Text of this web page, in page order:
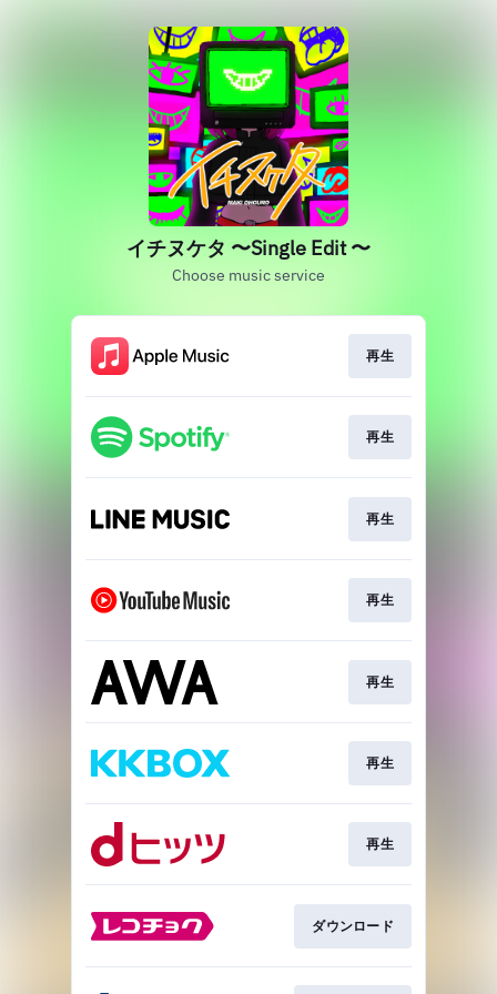
イチヌケタ 〜Single Edit 〜
Choose music service
再生
再生
再生
再生
再生
再生
再生
ダウンロード